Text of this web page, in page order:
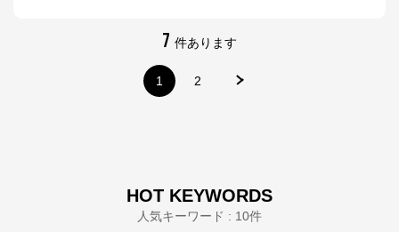
7 件あります
1 2
HOT KEYWORDS
人気キーワード : 10件